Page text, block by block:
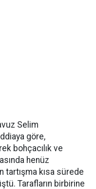
Selim
göre,
bohçacılık ve
henüz
tartışma kısa sürede
Tarafların birbirine